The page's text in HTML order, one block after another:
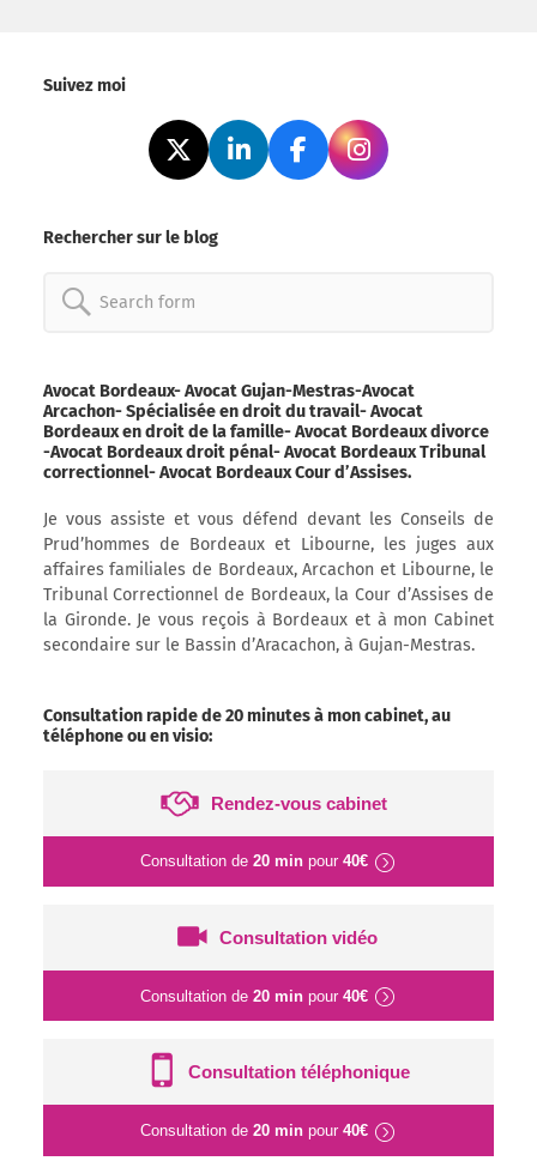
Suivez moi
Rechercher sur le blog
Search
Avocat Bordeaux- Avocat Gujan-Mestras-Avocat
Arcachon- Spécialisée en droit du travail- Avocat
Bordeaux en droit de la famille- Avocat Bordeaux divorce
-Avocat Bordeaux droit pénal- Avocat Bordeaux Tribunal
correctionnel- Avocat Bordeaux Cour d’Assises.
Je vous assiste et vous défend devant les Conseils de
Prud’hommes de Bordeaux et Libourne, les juges aux
affaires familiales de Bordeaux, Arcachon et Libourne, le
Tribunal Correctionnel de Bordeaux, la Cour d’Assises de
la Gironde. Je vous reçois à Bordeaux et à mon Cabinet
secondaire sur le Bassin d’Aracachon, à Gujan-Mestras.
Consultation rapide de 20 minutes à mon cabinet, au
téléphone ou en visio:
Rendez-vous cabinet
Consultation de 20 min pour 40€
Consultation vidéo
Consultation de 20 min pour 40€
Consultation téléphonique
Consultation de 20 min pour 40€